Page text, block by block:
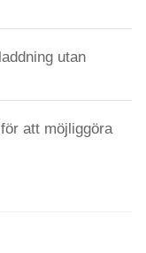
utan
att möjliggöra